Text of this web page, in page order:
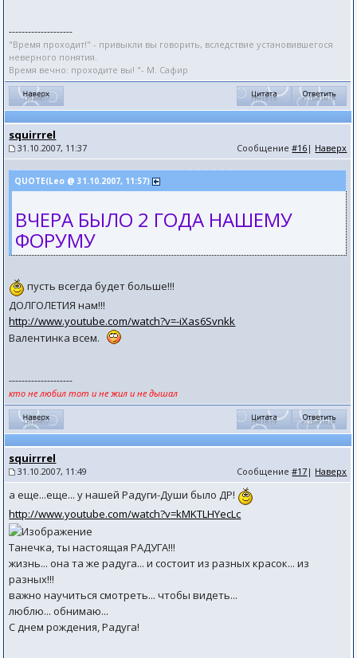
--------------------
"Время проходит!" - привыкли вы говорить, вследствие установившегося
неверного понятия.
Время вечно: проходите вы! "- М. Сафир
squirrrel
31.10.2007, 11:37 Сообщение#16 | Наверх
QUOTE(Leo @ 31.10.2007, 11:57)
ВЧЕРА БЫЛО 2 ГОДА НАШЕМУ
ФОРУМУ
пусть всегда будет больше!!!
ДОЛГОЛЕТИЯ нам!!!
http://www.youtube.com/watch?v=-iXas6Svnkk
Валентинка всем.
--------------------
кто не любил тот и не жил и не дышал
squirrrel
31.10.2007, 11:49 Сообщение#17 | Наверх
а еще...еще... у нашей Радуги-Души было ДР!
http://www.youtube.com/watch?v=kMKTLHYecLc
Танечка, ты настоящая РАДУГА!!!
жизнь... она та же радуга... и состоит из разных красок... из
разных!!!
важно научиться смотреть... чтобы видеть...
люблю... обнимаю...
С днем рождения, Радуга!